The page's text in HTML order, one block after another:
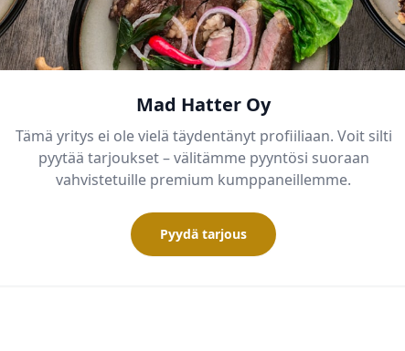
Mad Hatter Oy
Tämä yritys ei ole vielä täydentänyt profiiliaan. Voit silti
pyytää tarjoukset – välitämme pyyntösi suoraan
vahvistetuille premium kumppaneillemme.
Pyydä tarjous